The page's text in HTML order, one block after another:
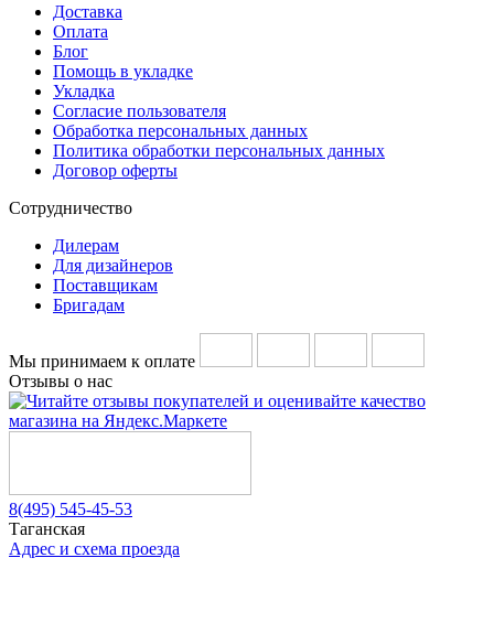
Доставка
Оплата
Блог
Помощь в укладке
Укладка
Согласие пользователя
Обработка персональных данных
Политика обработки персональных данных
Договор оферты
Сотрудничество
Дилерам
Для дизайнеров
Поставщикам
Бригадам
Мы принимаем к оплате
Отзывы о нас
8(495) 545-45-53
Таганская
Адрес и схема проезда